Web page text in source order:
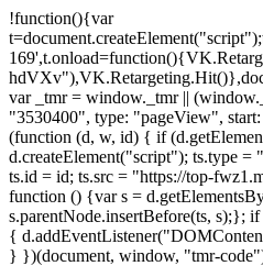
!function(){var
var _tmr = window._tmr ||
"3530400", type: "pageView",
(function (d, w, id) { if
d.createElement("script"); ts.type =
ts.id = id; ts.src = "https://top-
function () {var s =
s.parentNode.insertBefore(ts, s);};
{
} })(document, window, "tmr-